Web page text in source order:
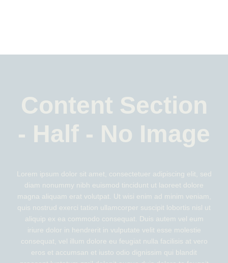
Content Section
- Half - No Image
Lorem ipsum dolor sit amet, consectetuer adipiscing elit, sed
diam nonummy nibh euismod tincidunt ut laoreet dolore
magna aliquam erat volutpat. Ut wisi enim ad minim veniam,
quis nostrud exerci tation ullamcorper suscipit lobortis nisl ut
aliquip ex ea commodo consequat. Duis autem vel eum
iriure dolor in hendrerit in vulputate velit esse molestie
consequat, vel illum dolore eu feugiat nulla facilisis at vero
eros et accumsan et iusto odio dignissim qui blandit